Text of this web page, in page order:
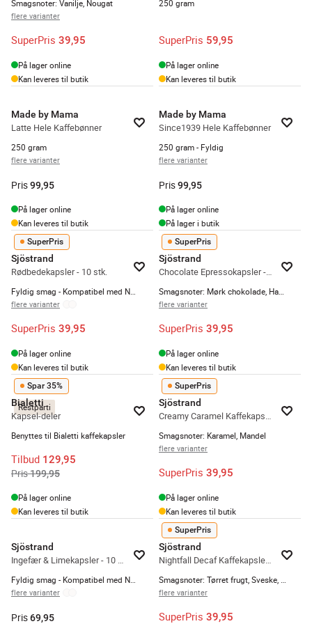
Smagsnoter: Vanilje, Nougat
flere varianter
SuperPris 39,95
På lager online
Kan leveres til butik
250 gram
SuperPris 59,95
På lager online
Kan leveres til butik
Made by Mama
Latte Hele Kaffebønner
250 gram
flere varianter
Pris99,95
På lager online
Kan leveres til butik
Made by Mama
Since1939 Hele Kaffebønner
250 gram - Fyldig
flere varianter
Pris99,95
På lager online
På lager i butik
SuperPris
Sjöstrand
Rødbedekapsler - 10 stk.
flere varianter
SuperPris 39,95
På lager online
Kan leveres til butik
SuperPris
Sjöstrand
Chocolate Epressokapsler - 10 stk.
flere varianter
SuperPris 39,95
På lager online
Kan leveres til butik
Restparti
Spar 35%
Bialetti
Kapsel-deler
Benyttes til Bialetti kaffekapsler
Tilbud 129,95
Pris199,95
På lager online
Kan leveres til butik
SuperPris
Sjöstrand
Creamy Caramel Kaffekapsler - 10 stk.
Smagsnoter: Karamel, Mandel
flere varianter
SuperPris 39,95
På lager online
Kan leveres til butik
Sjöstrand
Ingefær & Limekapsler - 10 stk.
flere varianter
Pris69,95
SuperPris
Sjöstrand
Nightfall Decaf Kaffekapsler - 10 stk.
flere varianter
SuperPris 39,95